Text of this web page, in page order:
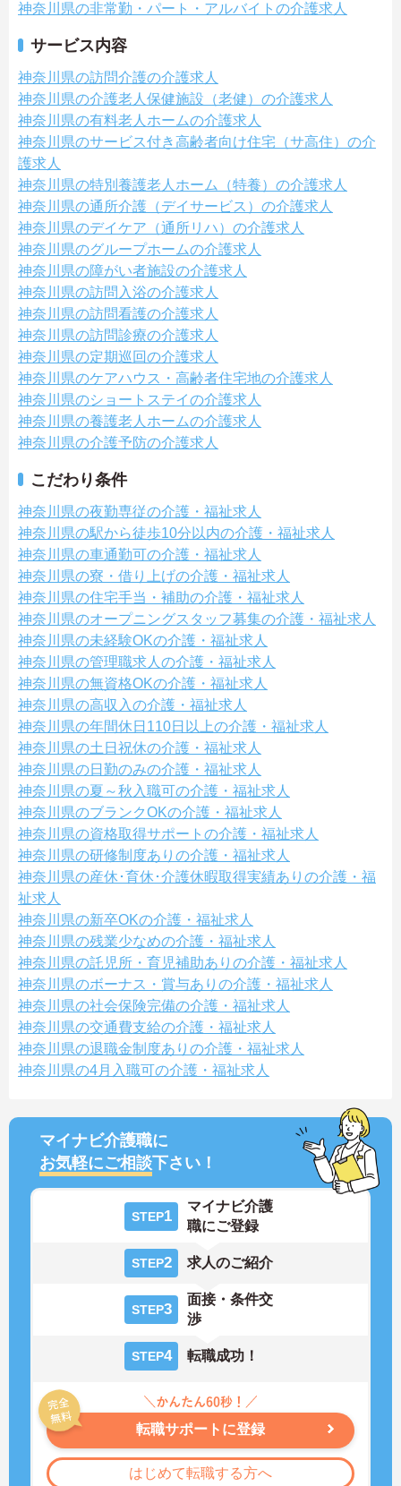
神奈川県の非常勤・パート・アルバイトの介護求人
サービス内容
神奈川県の訪問介護の介護求人
神奈川県の介護老人保健施設（老健）の介護求人
神奈川県の有料老人ホームの介護求人
神奈川県のサービス付き高齢者向け住宅（サ高住）の介
護求人
神奈川県の特別養護老人ホーム（特養）の介護求人
神奈川県の通所介護（デイサービス）の介護求人
神奈川県のデイケア（通所リハ）の介護求人
神奈川県のグループホームの介護求人
神奈川県の障がい者施設の介護求人
神奈川県の訪問入浴の介護求人
神奈川県の訪問看護の介護求人
神奈川県の訪問診療の介護求人
神奈川県の定期巡回の介護求人
神奈川県のケアハウス・高齢者住宅地の介護求人
神奈川県のショートステイの介護求人
神奈川県の養護老人ホームの介護求人
神奈川県の介護予防の介護求人
こだわり条件
神奈川県の夜勤専従の介護・福祉求人
神奈川県の駅から徒歩10分以内の介護・福祉求人
神奈川県の車通勤可の介護・福祉求人
神奈川県の寮・借り上げの介護・福祉求人
神奈川県の住宅手当・補助の介護・福祉求人
神奈川県のオープニングスタッフ募集の介護・福祉求人
神奈川県の未経験OKの介護・福祉求人
神奈川県の管理職求人の介護・福祉求人
神奈川県の無資格OKの介護・福祉求人
神奈川県の高収入の介護・福祉求人
神奈川県の年間休日110日以上の介護・福祉求人
神奈川県の土日祝休の介護・福祉求人
神奈川県の日勤のみの介護・福祉求人
神奈川県の夏～秋入職可の介護・福祉求人
神奈川県のブランクOKの介護・福祉求人
神奈川県の資格取得サポートの介護・福祉求人
神奈川県の研修制度ありの介護・福祉求人
神奈川県の産休･育休･介護休暇取得実績ありの介護・福
祉求人
神奈川県の新卒OKの介護・福祉求人
神奈川県の残業少なめの介護・福祉求人
神奈川県の託児所・育児補助ありの介護・福祉求人
神奈川県のボーナス・賞与ありの介護・福祉求人
神奈川県の社会保険完備の介護・福祉求人
神奈川県の交通費支給の介護・福祉求人
神奈川県の退職金制度ありの介護・福祉求人
神奈川県の4月入職可の介護・福祉求人
マイナビ介護職に
お気軽にご相談下さい！
STEP1
マイナビ介護
職にご登録
STEP2 求人のご紹介
STEP3
面接・条件交
渉
STEP4 転職成功！
転職サポートに登録
はじめて転職する方へ